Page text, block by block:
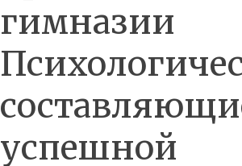
гимназии
успешной